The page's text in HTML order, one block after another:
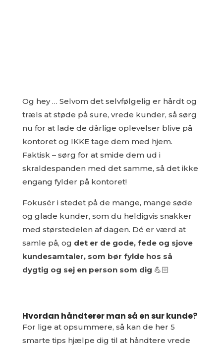
Og hey … Selvom det selvfølgelig er hårdt og
træls at støde på sure, vrede kunder, så sørg
nu for at lade de dårlige oplevelser blive på
kontoret og IKKE tage dem med hjem.
Faktisk – sørg for at smide dem ud i
skraldespanden med det samme, så det ikke
engang fylder på kontoret!
Fokusér i stedet på de mange, mange søde
og glade kunder, som du heldigvis snakker
med størstedelen af dagen. Dé er værd at
samle på, og det er de gode, fede og sjove
kundesamtaler, som bør fylde hos så
dygtig og sej en person som dig 💪🏻
Hvordan håndterer man så en sur kunde?
For lige at opsummere, så kan de her 5
smarte tips hjælpe dig til at håndtere vrede